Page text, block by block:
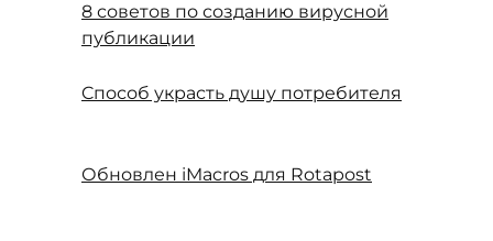
8 советов по созданию вирусной
публикации
Cпособ украсть душу потребителя
Обновлен iMacros для Rotapost